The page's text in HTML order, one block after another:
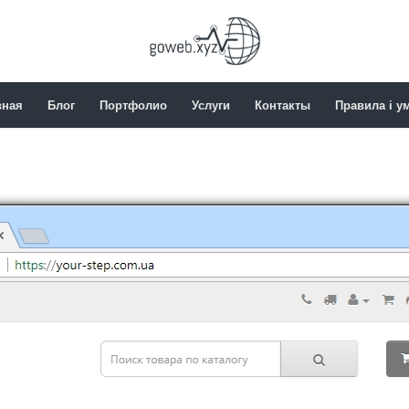
Блог Портфолио Услуги Контакты Правила і